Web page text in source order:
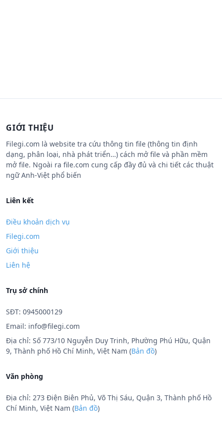
GIỚI THIỆU
Filegi.com là website tra cứu thông tin file (thông tin định
dạng, phân loại, nhà phát triển…) cách mở file và phần mềm
mở file. Ngoài ra file.com cung cấp đầy đủ và chi tiết các thuật
ngữ Anh-Việt phổ biến
Liên kết
Điều khoản dịch vụ
Filegi.com
Giới thiệu
Liên hệ
Trụ sở chính
SĐT: 0945000129
Email: info@filegi.com
Địa chỉ: Số 773/10 Nguyễn Duy Trinh, Phường Phú Hữu, Quận
9, Thành phố Hồ Chí Minh, Việt Nam (Bản đồ)
Văn phòng
Địa chỉ: 273 Điện Biên Phủ, Võ Thị Sáu, Quận 3, Thành phố Hồ
Chí Minh, Việt Nam (Bản đồ)